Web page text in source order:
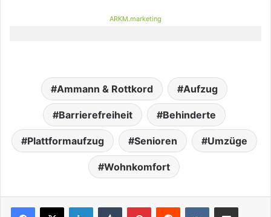
ARKM.marketing
Ammann & Rottkord Aufzug
Barrierefreiheit Behinderte
Plattformaufzug Senioren Umzüge
Wohnkomfort